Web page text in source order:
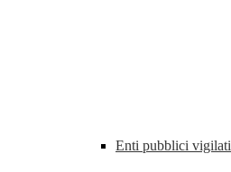
Enti pubblici vigilati